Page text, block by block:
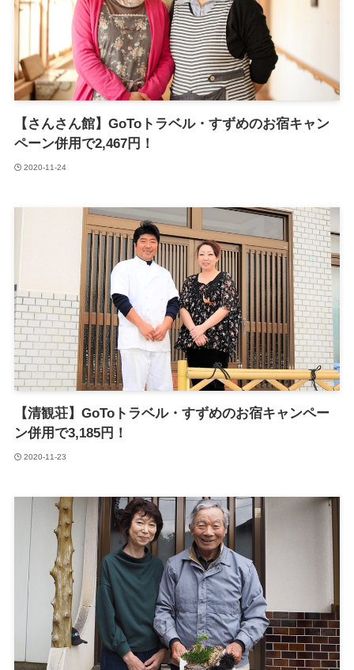
【さんさん館】GoToトラベル・すずめのお宿キャン
ペーン併用で2,467円！
2020-11-24
【清観荘】GoToトラベル・すずめのお宿キャンペー
ン併用で3,185円！
2020-11-23